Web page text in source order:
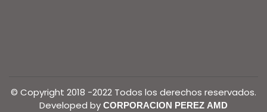
© Copyright 2018 -2022 Todos los derechos reservados.
Developed by CORPORACION PEREZ AMD